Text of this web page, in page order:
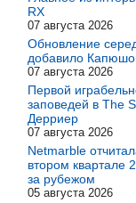
RX
07 августа 2026
Обновление
добавило
07 августа 2026
Первой
заповедей в The
Дерриер
07 августа 2026
Netmarble
втором квартале
за рубежом
05 августа 2026